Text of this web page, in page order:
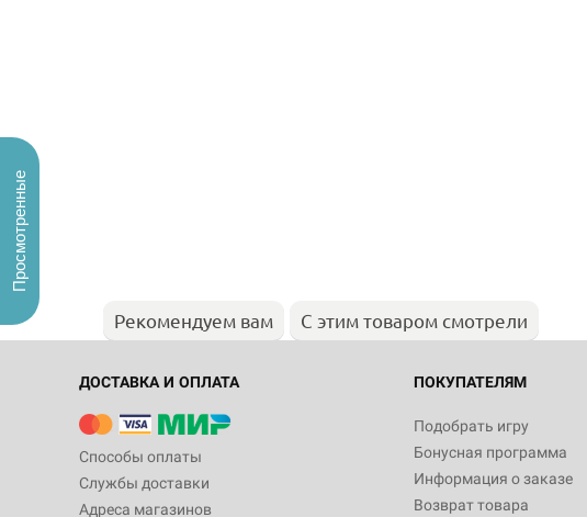
Рекомендуем вам С этим товаром смотрели
ДОСТАВКА И ОПЛАТА
Способы оплаты
Службы доставки
Адреса магазинов
ПОКУПАТЕЛЯМ
Подобрать игру
Бонусная программа
Информация о заказе
Возврат товара
Просмотренные